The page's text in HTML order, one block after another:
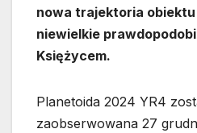
nowa trajektoria
niewielkie
Księżycem.
Planetoida 2024 YR4
zaobserwowana 27